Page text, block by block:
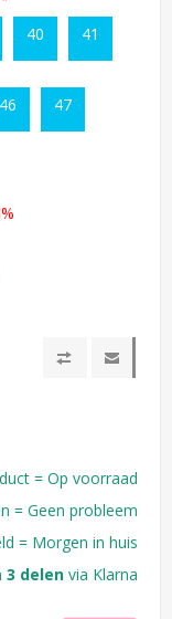
40 41
46 47
= Op voorraad
= Geen probleem
= Morgen in huis
3 delen via Klarna